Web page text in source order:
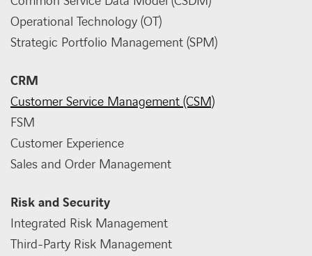
Operational Technology (OT)
Strategic Portfolio Management (SPM)
CRM
Customer Service Management (CSM)
FSM
Customer Experience
Sales and Order Management
Risk and Security
Integrated Risk Management
Third-Party Risk Management